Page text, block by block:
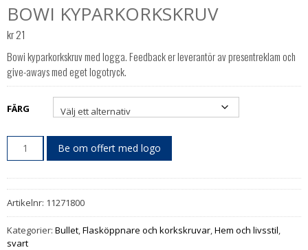
BOWI KYPARKORKSKRUV
kr21
Bowi kyparkorkskruv med logga. Feedback er leverantör av presentreklam och
give-aways med eget logotryck.
FÄRG
Be om offert med logo
Artikelnr: 11271800
Kategorier: Bullet Flasköppnare och korkskruvar Hem och livsstil
svart